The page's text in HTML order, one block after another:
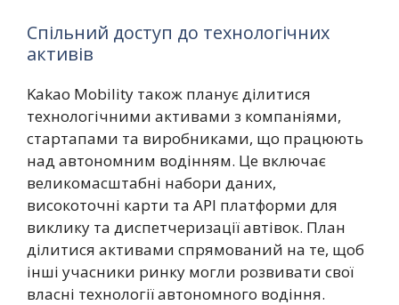
Спільний доступ до технологічних
активів
Kakao Mobility також планує ділитися
технологічними активами з компаніями,
стартапами та виробниками, що працюють
над автономним водінням. Це включає
великомасштабні набори даних,
високоточні карти та API платформи для
виклику та диспетчеризації автівок. План
ділитися активами спрямований на те, щоб
інші учасники ринку могли розвивати свої
власні технології автономного водіння.